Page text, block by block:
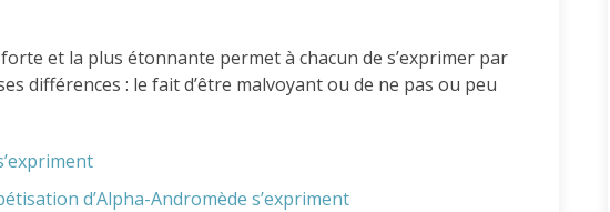
et la plus étonnante permet à chacun de s’exprimer par
différences : le fait d’être malvoyant ou de ne pas ou peu
d’Alpha-Andromède s’expriment